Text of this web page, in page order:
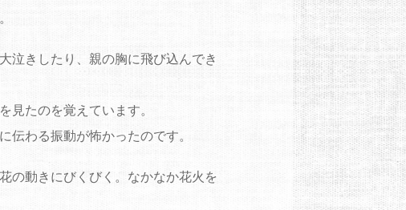
泣きしたり、親の胸に飛び込んでき
見たのを覚えています。
伝わる振動が怖かったのです。
の動きにびくびく。なかなか花火を